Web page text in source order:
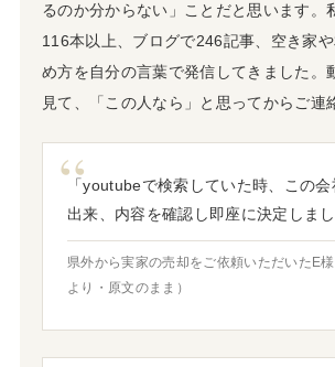
るのか分からない」ことだと思います。
116本以上、ブログで246記事、空き家
め方を自分の言葉で発信してきました。
見て、「この人なら」と思ってからご連
「youtubeで検索していた時、この
出来、内容を確認し即座に決定しまし
県外から実家の売却をご依頼いただいたE
より・原文のまま）